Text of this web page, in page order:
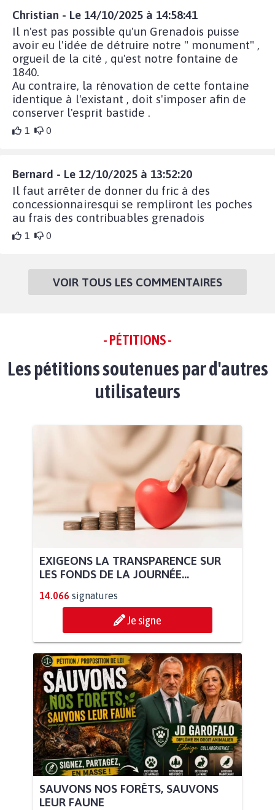
Christian - Le 14/10/2025 à 14:58:41
Il n'est pas possible qu'un Grenadois puisse
avoir eu l'idée de détruire notre " monument" ,
orgueil de la cité , qu'est notre fontaine de
1840.
Au contraire, la rénovation de cette fontaine
identique à l'existant , doit s'imposer afin de
conserver l'esprit bastide .
1 0
Bernard - Le 12/10/2025 à 13:52:20
Il faut arrêter de donner du fric à des
concessionnairesqui se rempliront les poches
au frais des contribuables grenadois
1 0
VOIR TOUS LES COMMENTAIRES
- PÉTITIONS -
Les pétitions soutenues par d'autres
utilisateurs
EXIGEONS LA TRANSPARENCE SUR
LES FONDS DE LA JOURNÉE...
14.066 signatures
Je signe
SAUVONS NOS FORÊTS, SAUVONS
LEUR FAUNE